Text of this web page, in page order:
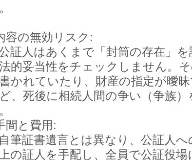
容の無効リスク:
証人はあくまで「封筒の存在」
的妥当性をチェックしません。
かれていたり、財産の指定が曖
、死後に相続人間の争い（争族
間と費用:
筆証書遺言とは異なり、公証人へ
の証人を手配し、全員で公証役